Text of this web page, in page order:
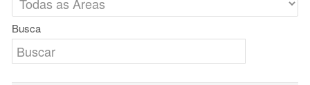
Busca